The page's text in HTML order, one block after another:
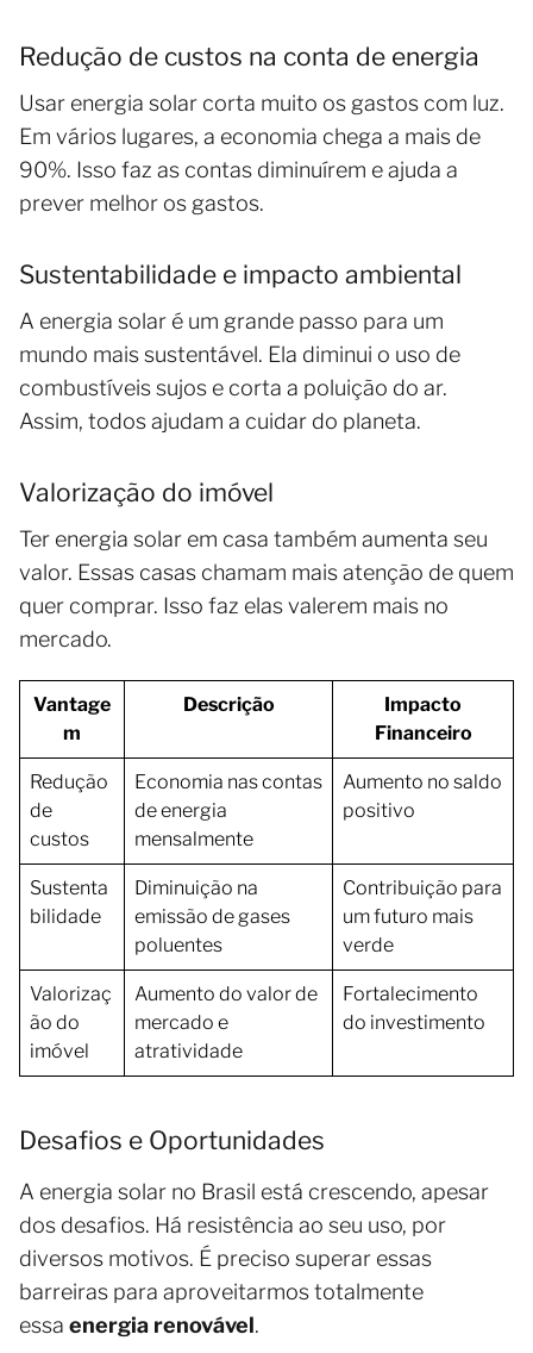
Redução de custos na conta de energia
Usar energia solar corta muito os gastos com luz.
Em vários lugares, a economia chega a mais de
90%. Isso faz as contas diminuírem e ajuda a
prever melhor os gastos.
Sustentabilidade e impacto ambiental
A energia solar é um grande passo para um
mundo mais sustentável. Ela diminui o uso de
combustíveis sujos e corta a poluição do ar.
Assim, todos ajudam a cuidar do planeta.
Valorização do imóvel
Ter energia solar em casa também aumenta seu
valor. Essas casas chamam mais atenção de quem
quer comprar. Isso faz elas valerem mais no
mercado.
Vantage
m
Descrição
Impacto
Financeiro
Redução
de
custos
Economia nas contas
de energia
mensalmente
Aumento no saldo
positivo
Sustenta
bilidade
Diminuição na
emissão de gases
poluentes
Contribuição para
um futuro mais
verde
Valorizaç
ão do
imóvel
Aumento do valor de
mercado e
atratividade
Fortalecimento
do investimento
Desafios e Oportunidades
A energia solar no Brasil está crescendo, apesar
dos desafios. Há resistência ao seu uso, por
diversos motivos. É preciso superar essas
barreiras para aproveitarmos totalmente
essa energia renovável.